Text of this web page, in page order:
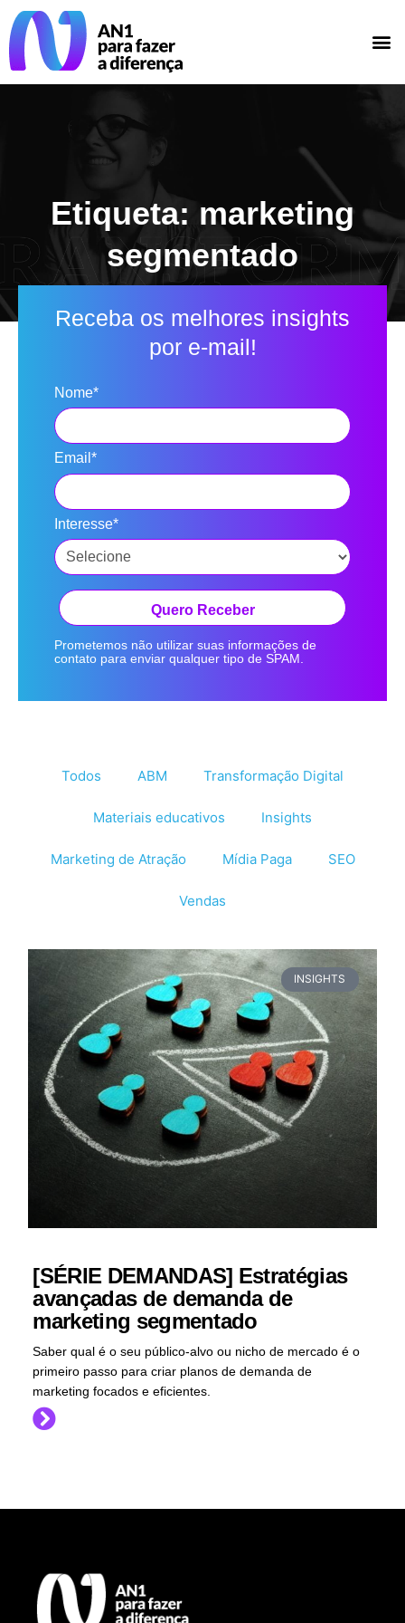
Etiqueta: marketing
segmentado
Receba os melhores insights
por e-mail!
Nome*
Email*
Interesse*
Quero Receber
Prometemos não utilizar suas informações de
contato para enviar qualquer tipo de SPAM.
Todos ABM Transformação Digital
Materiais educativos Insights
Marketing de Atração Mídia Paga SEO
Vendas
INSIGHTS
[SÉRIE DEMANDAS] Estratégias
avançadas de demanda de
marketing segmentado
Saber qual é o seu público-alvo ou nicho de mercado é o
primeiro passo para criar planos de demanda de
marketing focados e eficientes.